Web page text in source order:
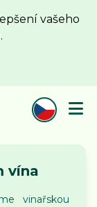
vašeho
vína
vinařskou